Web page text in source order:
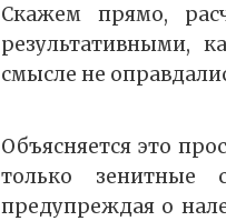
Скажем прямо,
результативными,
смысле не
Объясняется это
только зенитные
предупреждая о